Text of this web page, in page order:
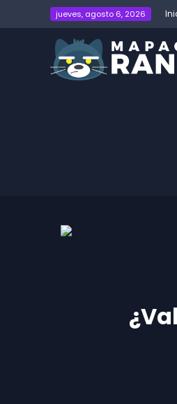
jueves, agosto 6, 2026